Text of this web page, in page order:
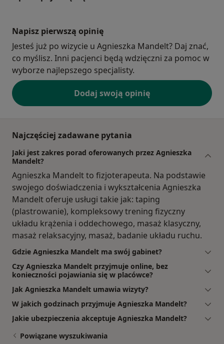
Napisz pierwszą opinię
Jesteś już po wizycie u Agnieszka Mandelt? Daj znać,
co myślisz. Inni pacjenci będą wdzięczni za pomoc w
wyborze najlepszego specjalisty.
Dodaj swoją opinię
Najczęściej zadawane pytania
Jaki jest zakres porad oferowanych przez Agnieszka
Mandelt?
Agnieszka Mandelt to fizjoterapeuta. Na podstawie
swojego doświadczenia i wykształcenia Agnieszka
Mandelt oferuje usługi takie jak: taping
(plastrowanie), kompleksowy trening fizyczny
układu krążenia i oddechowego, masaż klasyczny,
masaż relaksacyjny, masaż, badanie układu ruchu.
Gdzie Agnieszka Mandelt ma swój gabinet?
Czy Agnieszka Mandelt przyjmuje online, bez
konieczności pojawiania się w placówce?
Jak Agnieszka Mandelt umawia wizyty?
W jakich godzinach przyjmuje Agnieszka Mandelt?
Jakie ubezpieczenia akceptuje Agnieszka Mandelt?
Powiązane wyszukiwania